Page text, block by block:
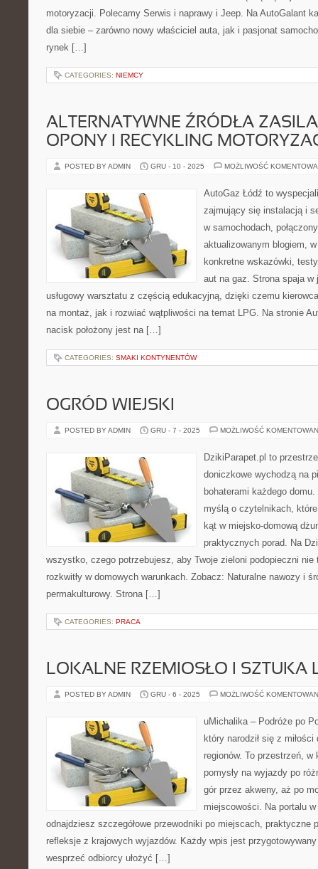
motoryzacji. Polecamy Serwis i naprawy i Jeep. Na AutoGalant
dla siebie – zarówno nowy właściciel auta, jak i pasjonat
rynek […]
CATEGORIES: NIEMCY
ALTERNATYWNE ŹRÓDŁA
OPONY I RECYKLING
POSTED BY ADMIN GRU - 10 - 2025 MOŻLIWOŚĆ
AutoGaz Łódź to
zajmujący się instalacją i
w samochodach,
aktualizowanym blogiem,
konkretne wskazówki,
aut na gaz. Strona spaja w
usługowy warsztatu z częścią edukacyjną, dzięki czemu
na montaż, jak i rozwiać wątpliwości na temat LPG. Na stronie
nacisk położony jest na […]
CATEGORIES: SMAKI KONTYNENTÓW
OGRÓD WIEJSKI
POSTED BY ADMIN GRU - 7 - 2025 MOŻLIWOŚĆ
DzikiParapet.pl to
doniczkowe wychodzą na
bohaterami każdego
myślą o czytelnikach,
kąt w miejsko-domową
praktycznych porad. Na
wszystko, czego potrzebujesz, aby Twoje zieloni podopieczni nie
rozkwitły w domowych warunkach. Zobacz: Naturalne nawozy i
permakulturowy. Strona […]
CATEGORIES: PRACA
LOKALNE RZEMIOSŁO I SZTUKA
POSTED BY ADMIN GRU - 6 - 2025 MOŻLIWOŚĆ
uMichalika – Podróże po
który narodził się z
regionów. To przestrzeń,
pomysły na wyjazdy po
gór przez akweny, aż po
miejscowości. Na portalu
odnajdziesz szczegółowe przewodniki po miejscach, praktyczne
refleksje z krajowych wyjazdów. Każdy wpis jest
wesprzeć odbiorcy ułożyć […]